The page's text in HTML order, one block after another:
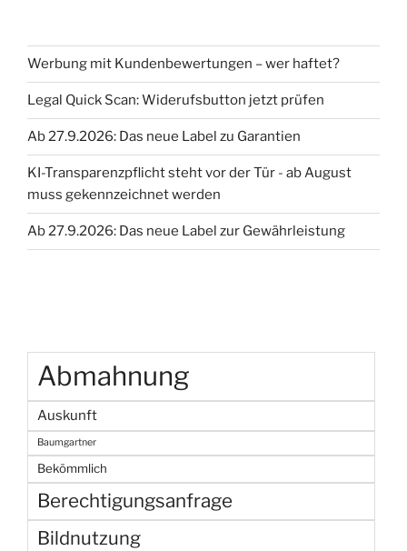
Werbung mit Kundenbewertungen – wer haftet?
Legal Quick Scan: Widerufsbutton jetzt prüfen
Ab 27.9.2026: Das neue Label zu Garantien
KI-Transparenzpflicht steht vor der Tür - ab August
muss gekennzeichnet werden
Ab 27.9.2026: Das neue Label zur Gewährleistung
Abmahnung
Auskunft
Baumgartner
Bekömmlich
Berechtigungsanfrage
Bildnutzung